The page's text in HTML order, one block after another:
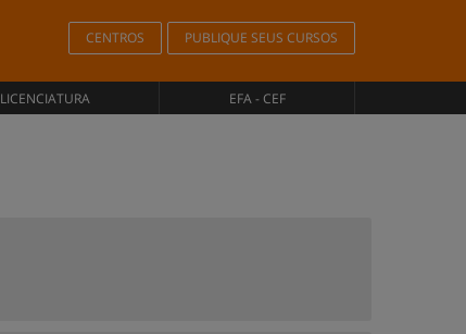
CENTROS PUBLIQUE SEUS CURSOS
LICENCIATURA EFA - CEF